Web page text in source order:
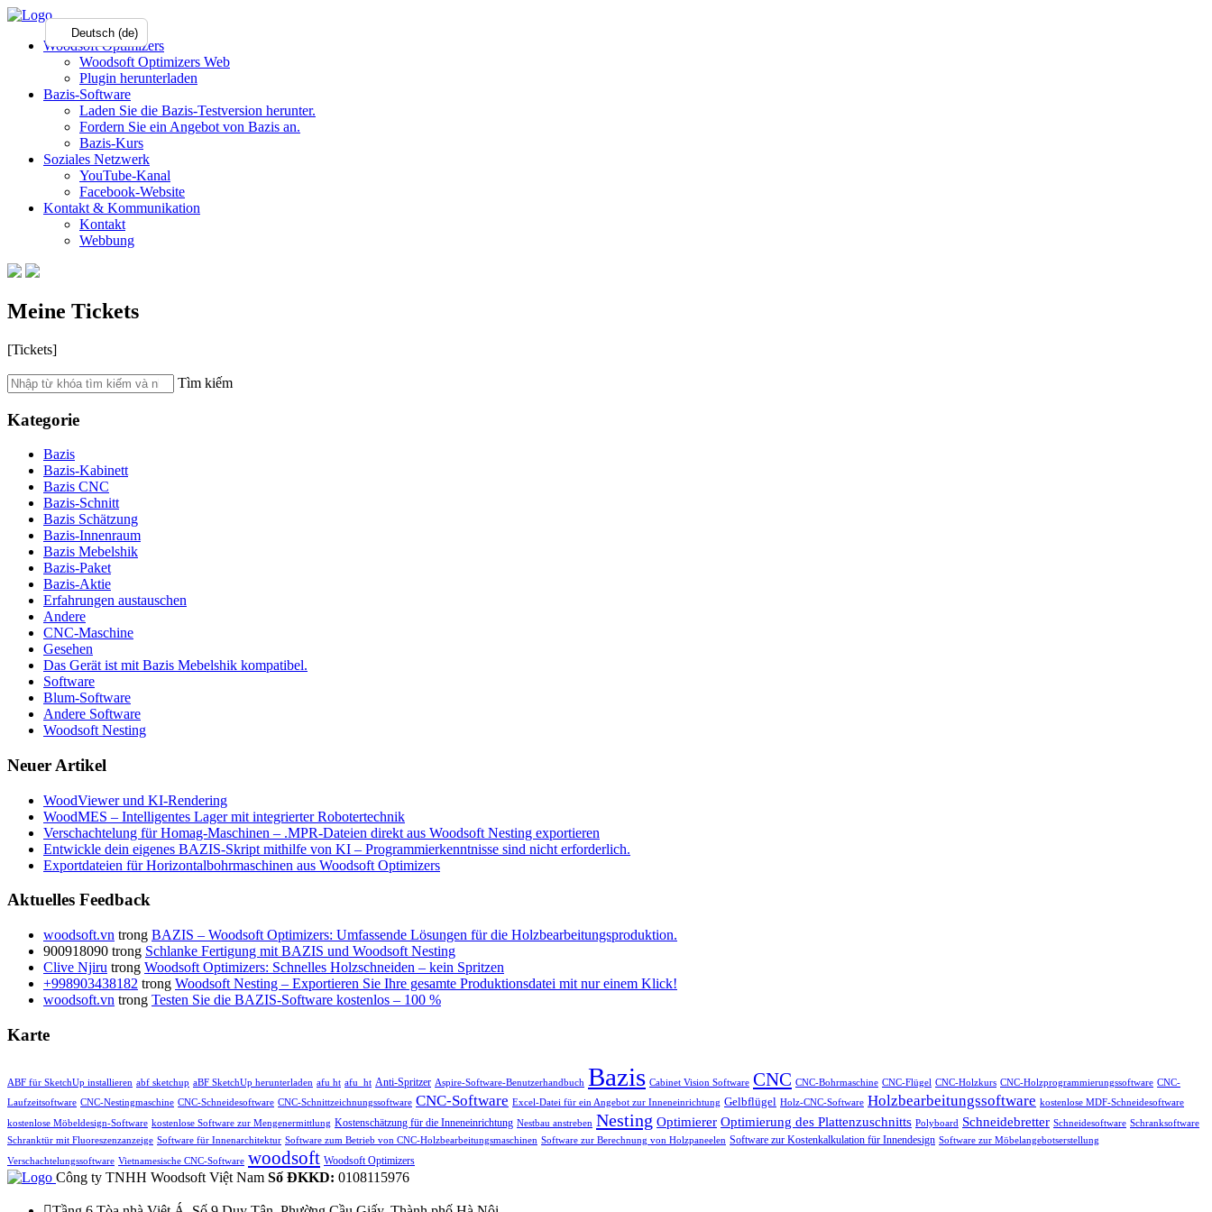
Woodsoft Optimizers
Woodsoft Optimizers Web
Plugin herunterladen
Bazis-Software
Laden Sie die Bazis-Testversion herunter.
Fordern Sie ein Angebot von Bazis an.
Bazis-Kurs
Soziales Netzwerk
YouTube-Kanal
Facebook-Website
Kontakt & Kommunikation
Kontakt
Webbung
Meine Tickets
[Tickets]
Tìm kiếm
Kategorie
Bazis
Bazis-Kabinett
Bazis CNC
Bazis-Schnitt
Bazis Schätzung
Bazis-Innenraum
Bazis Mebelshik
Bazis-Paket
Bazis-Aktie
Erfahrungen austauschen
Andere
CNC-Maschine
Gesehen
Das Gerät ist mit Bazis Mebelshik kompatibel.
Software
Blum-Software
Andere Software
Woodsoft Nesting
Neuer Artikel
WoodViewer und KI-Rendering
WoodMES – Intelligentes Lager mit integrierter Robotertechnik
Verschachtelung für Homag-Maschinen – .MPR-Dateien direkt aus Woodsoft Nesting exportieren
Entwickle dein eigenes BAZIS-Skript mithilfe von KI – Programmierkenntnisse sind nicht erforderlich.
Exportdateien für Horizontalbohrmaschinen aus Woodsoft Optimizers
Aktuelles Feedback
woodsoft.vn trong BAZIS – Woodsoft Optimizers: Umfassende Lösungen für die Holzbearbeitungsproduktion.
900918090 trong Schlanke Fertigung mit BAZIS und Woodsoft Nesting
Clive Njiru trong Woodsoft Optimizers: Schnelles Holzschneiden – kein Spritzen
+998903438182 trong Woodsoft Nesting – Exportieren Sie Ihre gesamte Produktionsdatei mit nur einem Klick!
woodsoft.vn trong Testen Sie die BAZIS-Software kostenlos – 100 %
Karte
ABF für SketchUp installieren abf sketchup aBF SketchUp herunterladen afu ht afu_ht Anti-Spritzer Aspire-Software-Benutzerhandbuch Bazis Cabinet Vision Software CNC CNC-Bohrmaschine CNC-Flügel CNC-Holzkurs CNC-Holzprogrammierungssoftware CNC-
Laufzeitsoftware CNC-Nestingmaschine CNC-Schneidesoftware CNC-Schnittzeichnungssoftware CNC-Software Excel-Datei für ein Angebot zur Inneneinrichtung Gelbflügel Holz-CNC-Software Holzbearbeitungssoftware kostenlose MDF-Schneidesoftware
kostenlose Möbeldesign-Software kostenlose Software zur Mengenermittlung Kostenschätzung für die Inneneinrichtung Nestbau anstreben Nesting Optimierer Optimierung des Plattenzuschnitts Polyboard Schneidebretter Schneidesoftware Schranksoftware
Schranktür mit Fluoreszenzanzeige Software für Innenarchitektur Software zum Betrieb von CNC-Holzbearbeitungsmaschinen Software zur Berechnung von Holzpaneelen Software zur Kostenkalkulation für Innendesign Software zur Möbelangebotserstellung
Verschachtelungssoftware Vietnamesische CNC-Software woodsoft Woodsoft Optimizers
Công ty TNHH Woodsoft Việt Nam Số ĐKKD: 0108115976
Deutsch (de)